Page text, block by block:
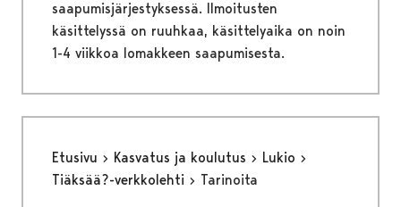
saapumisjärjestyksessä. Ilmoitusten
käsittelyssä on ruuhkaa, käsittelyaika on noin
1-4 viikkoa lomakkeen saapumisesta.
Etusivu Kasvatus ja koulutus
Lukio
Tiäksää?-verkkolehti
Tarinoita